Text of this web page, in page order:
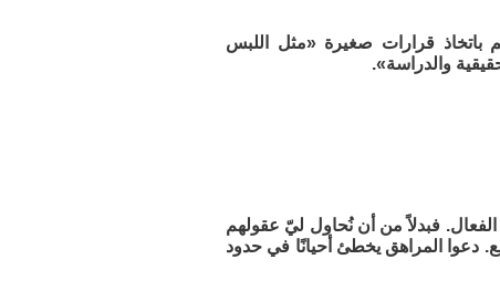
باتخاذ قرارات صغيرة «مثل اللبس
والدراسة».
الفعال. فبدلاً من أن نُحاول ليّ عقولهم
دعوا المراهق يخطئ أحيانًا في حدود